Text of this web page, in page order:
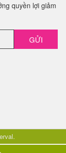
quyền lợi giảm
GỬI